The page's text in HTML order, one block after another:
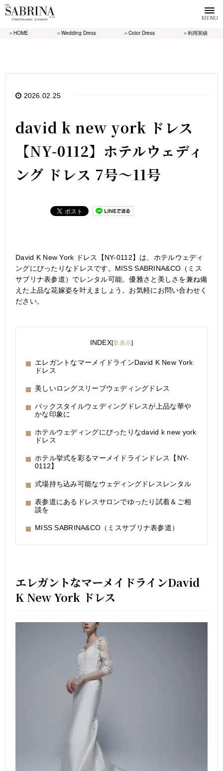
MENU
＞HOME ＞Wedding Dress ＞Color Dress ＞利用実績
2026.02.25
david k new york ドレス
【NY-0112】ホテルウェディ
ング ドレス 7号～11号
David K New York ドレス【NY-0112】は、ホテルウェディ
ングにぴったりなドレスです。MISS SABRINA&CO（ミス
サブリナ表参道）でレンタル可能。優雅さと美しさを兼ね備
えた上品な花嫁姿を叶えましょう。お気軽にお問い合わせく
ださい。
INDEX[非表示]
エレガントなマーメイドラインDavid K New York
ドレス
美しいロングスリーブウェディングドレス
バックスタイルウェディングドレスが上品な華や
かな印象に
ホテルウェディングにぴったりなdavid k new york
ドレス
ホテル挙式を彩るマーメイドラインドレス【NY-
0112】
式場持ち込み可能なウェディングドレスレンタル
表参道にあるドレスサロンでゆったり試着＆ご相
談を
MISS SABRINA&CO（ミスサブリナ表参道）
エレガントなマーメイドラインDavid
K New York ドレス